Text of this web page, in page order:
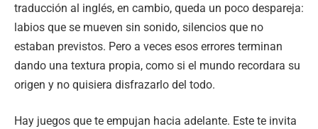
traducción al inglés, en cambio, queda un poco despareja:
labios que se mueven sin sonido, silencios que no
estaban previstos. Pero a veces esos errores terminan
dando una textura propia, como si el mundo recordara su
origen y no quisiera disfrazarlo del todo.
Hay juegos que te empujan hacia adelante. Este te invita